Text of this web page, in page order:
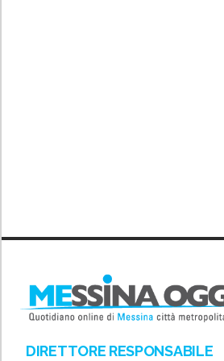
DIRETTORE RESPONSABILE